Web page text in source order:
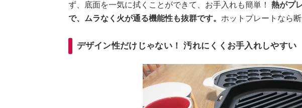
ず、底面を一気に拭くことができて、お手入れも簡単！ 熱がプ
で、ムラなく火が通る機能性も抜群です。 ホットプレートなら
デザイン性だけじゃない！ 汚れにくくお手入れしやすい